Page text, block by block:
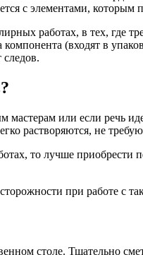
с элементами,
работах, в тех, где
(входят в
следов.
мастерам или если речь
растворяются, не
то лучше
при работе с
столе. Тщательно